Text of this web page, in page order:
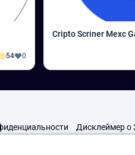
54 0
Cripto Scriner Mexc
Дисклеймер о